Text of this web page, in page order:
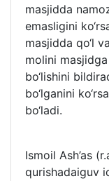
masjidda
emasligini
masjidda qo‘l
molini
bo‘lishini
bo‘lganini
bo‘ladi.
Ismoil Ash’as
qurishadaiguv